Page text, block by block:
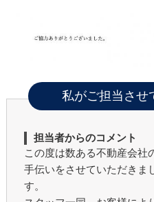
私がご担当させ
担当者からのコメント
この度は数ある不動産会社
手伝いをさせていただきま
す。